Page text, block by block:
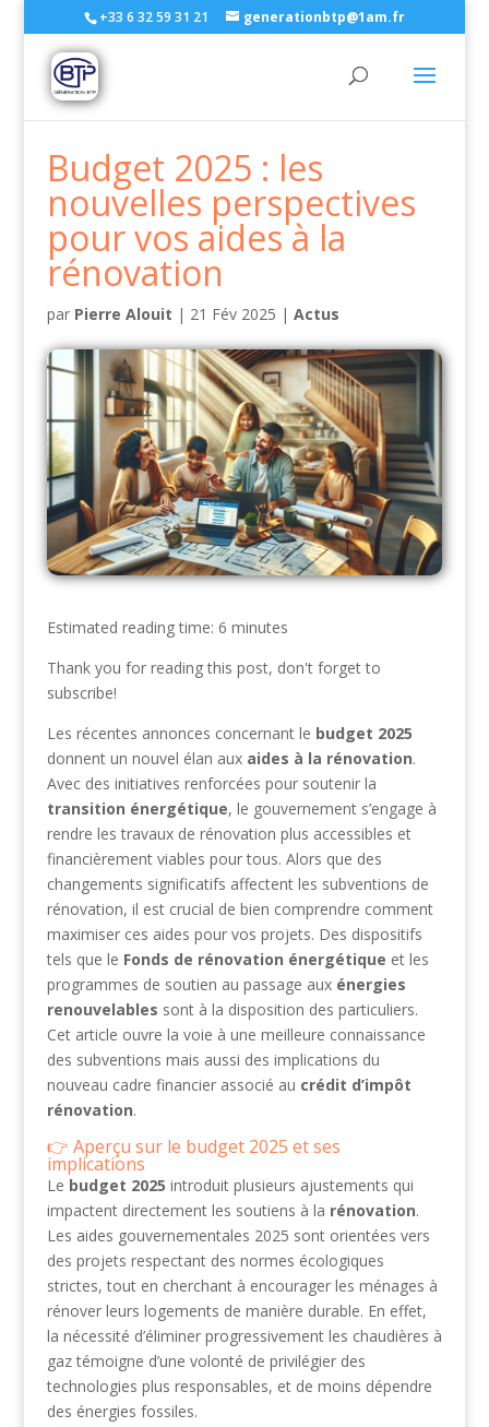
+33 6 32 59 31 21 generationbtp@1am.fr
Budget 2025 : les
nouvelles perspectives
pour vos aides à la
rénovation
par Pierre Alouit | 21 Fév 2025 | Actus
Estimated reading time: 6 minutes
Thank you for reading this post, don't forget to
subscribe!
Les récentes annonces concernant le budget 2025
donnent un nouvel élan aux aides à la rénovation.
Avec des initiatives renforcées pour soutenir la
transition énergétique, le gouvernement s’engage à
rendre les travaux de rénovation plus accessibles et
financièrement viables pour tous. Alors que des
changements significatifs affectent les subventions de
rénovation, il est crucial de bien comprendre comment
maximiser ces aides pour vos projets. Des dispositifs
tels que le Fonds de rénovation énergétique et les
programmes de soutien au passage aux énergies
renouvelables sont à la disposition des particuliers.
Cet article ouvre la voie à une meilleure connaissance
des subventions mais aussi des implications du
nouveau cadre financier associé au crédit d’impôt
rénovation.
Aperçu sur le budget 2025 et ses
implications
Le budget 2025 introduit plusieurs ajustements qui
impactent directement les soutiens à la rénovation.
Les aides gouvernementales 2025 sont orientées vers
des projets respectant des normes écologiques
strictes, tout en cherchant à encourager les ménages à
rénover leurs logements de manière durable. En effet,
la nécessité d’éliminer progressivement les chaudières à
gaz témoigne d’une volonté de privilégier des
technologies plus responsables, et de moins dépendre
des énergies fossiles.